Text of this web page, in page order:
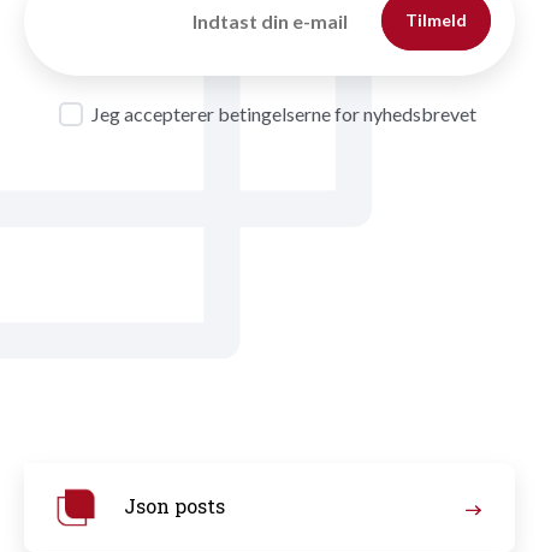
Jeg accepterer betingelserne for nyhedsbrevet
Tilmeld
Json posts